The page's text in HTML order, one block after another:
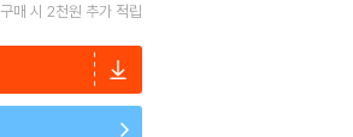
매 시 2천원 추가 적립